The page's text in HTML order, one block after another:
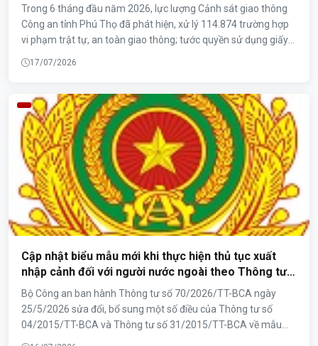
Trong 6 tháng đầu năm 2026, lực lượng Cảnh sát giao thông
Công an tỉnh Phú Thọ đã phát hiện, xử lý 114.874 trường hợp
vi phạm trật tự, an toàn giao thông; tước quyền sử dụng giấy
hành nghiêm các quy định của pháp luật, đồng thời cũng phản
ánh thực tế không ít người còn nhầm lẫn giữa hai hình thức xử
lý là tước quyền sử dụng giấy phép lái xe và trừ điểm giấy phép
lái xe.
17/07/2026
Cập nhật biểu mẫu mới khi thực hiện thủ tục xuất
nhập cảnh đối với người nước ngoài theo Thông tư
Số: 70/2026/TT-BCA, ngày 25/05/2026 của Bộ Công
an
Bộ Công an ban hành Thông tư số 70/2026/TT-BCA ngày
25/5/2026 sửa đổi, bổ sung một số điều của Thông tư số
04/2015/TT-BCA và Thông tư số 31/2015/TT-BCA về mẫu